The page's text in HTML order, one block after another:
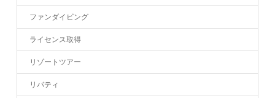
ファンダイビング
ライセンス取得
リゾートツアー
リバティ